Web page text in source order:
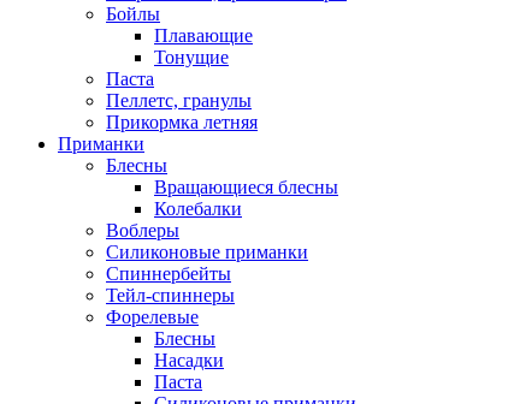
Бойлы
Плавающие
Тонущие
Паста
Пеллетс, гранулы
Прикормка летняя
Приманки
Блесны
Вращающиеся блесны
Колебалки
Воблеры
Силиконовые приманки
Спиннербейты
Тейл-спиннеры
Форелевые
Блесны
Насадки
Паста